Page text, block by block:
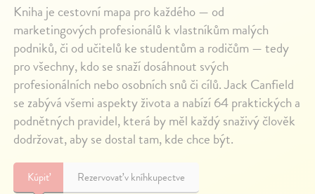
Kniha je cestovní mapa pro každého — od
marketingových profesionálů k vlastníkům malých
podniků, či od učitelů ke studentům a rodičům — tedy
pro všechny, kdo se snaží dosáhnout svých
profesionálních nebo osobních snů či cílů. Jack Canfield
se zabývá všemi aspekty života a nabízí 64 praktických a
podnětných pravidel, která by měl každý snaživý člověk
dodržovat, aby se dostal tam, kde chce být.
Kúpiť Rezervovať v kníhkupectve